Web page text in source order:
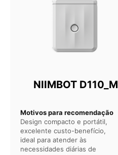
NIIMBOT D110_M
Motivos para recomendação
Design compacto e portátil,
excelente custo-benefício,
ideal para atender às
necessidades diárias de